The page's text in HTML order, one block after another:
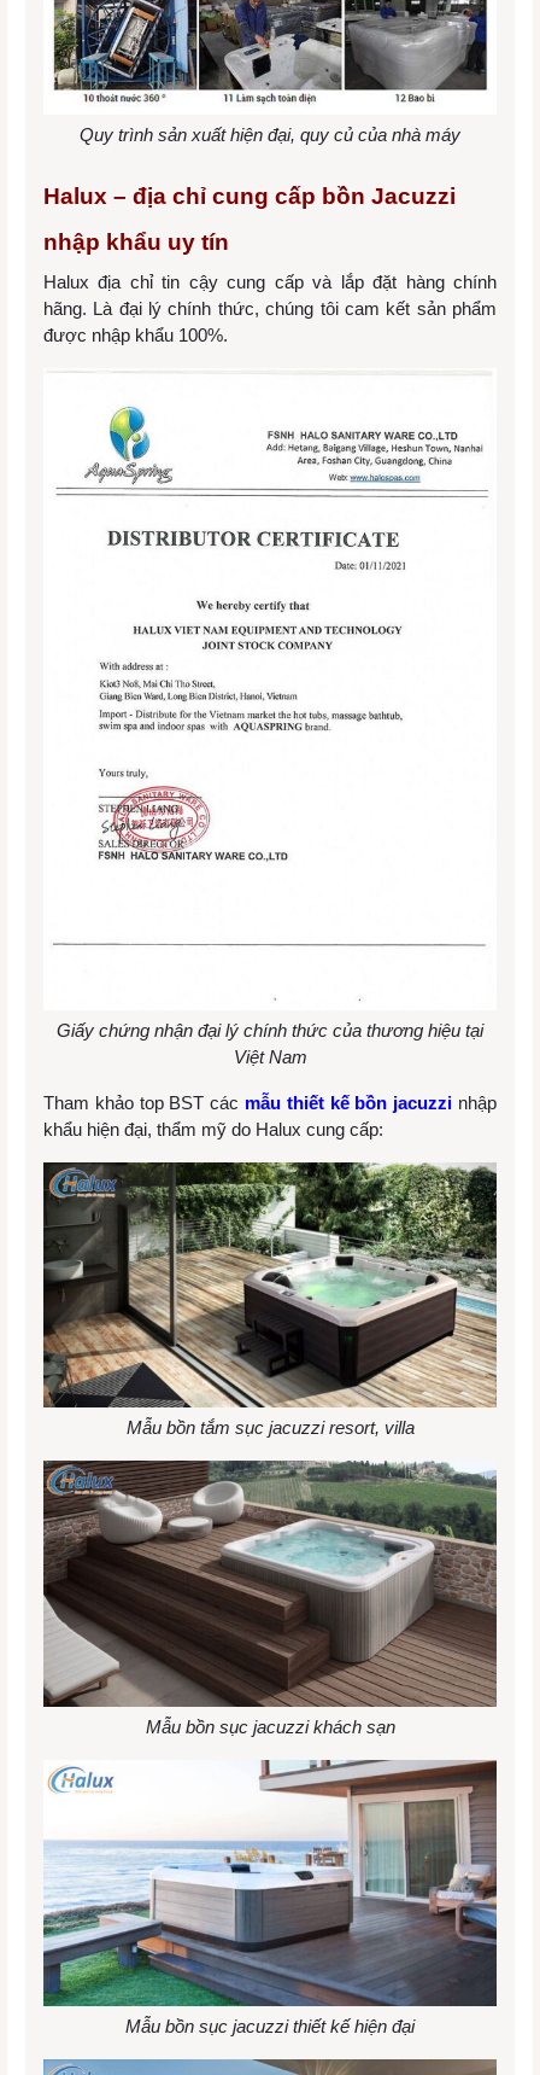
Quy trình sản xuất hiện đại, quy củ của nhà máy
Halux – địa chỉ cung cấp bồn Jacuzzi
nhập khẩu uy tín
Halux địa chỉ tin cậy cung cấp và lắp đặt hàng chính
hãng. Là đại lý chính thức, chúng tôi cam kết sản phẩm
được nhập khẩu 100%.
Giấy chứng nhận đại lý chính thức của thương hiệu tại
Việt Nam
Tham khảo top BST các mẫu thiết kế bồn jacuzzi nhập
khẩu hiện đại, thẩm mỹ do Halux cung cấp:
Mẫu bồn tắm sục jacuzzi resort, villa
Mẫu bồn sục jacuzzi khách sạn
Mẫu bồn sục jacuzzi thiết kế hiện đại